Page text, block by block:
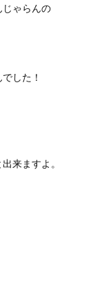
ゃらんの
した！
来ますよ。